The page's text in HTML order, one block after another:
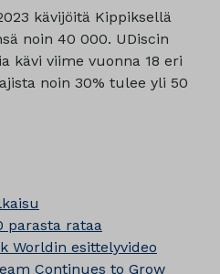
kävijöitä Kippiksellä
noin 40 000. UDiscin
kävi viime vuonna 18 eri
noin 30% tulee yli 50
parasta rataa
Worldin esittelyvideo
Continues to Grow